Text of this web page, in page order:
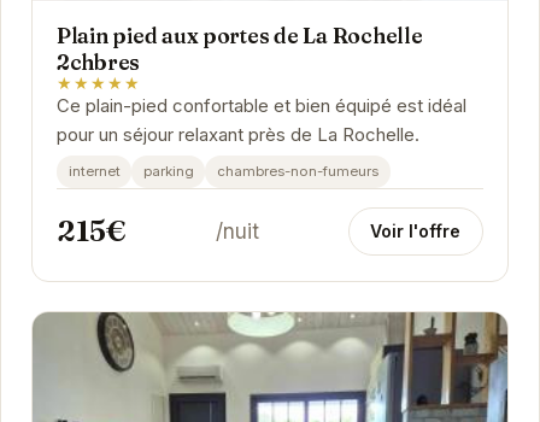
Plain pied aux portes de La Rochelle
2chbres
★★★★★
Ce plain-pied confortable et bien équipé est idéal
pour un séjour relaxant près de La Rochelle.
internet parking chambres-non-fumeurs
215€ /nuit Voir l'offre